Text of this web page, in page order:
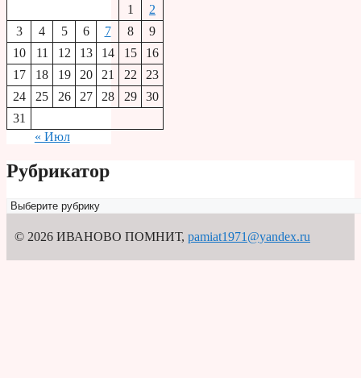
1
2
3
4 5 6 7 8
9
10
11 12 13 14 15
16
17
18 19 20 21 22
23
24
25 26 27 28 29
30
31
« Июл
Рубрикатор
Рубрикатор
© 2026 ИВАНОВО ПОМНИТ, pamiat1971@yandex.ru